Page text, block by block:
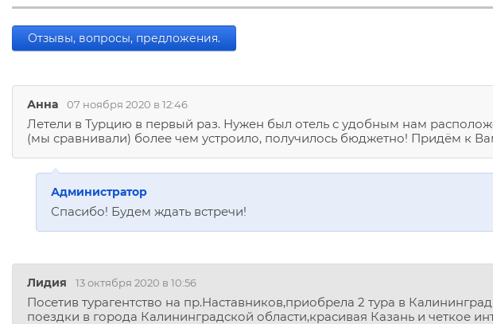
Отзывы, вопросы, предложения.
Анна 07 ноября 2020 в 12:46
Летели в Турцию в первый раз. Нужен был отель с удобным нам
(мы сравнивали) более чем устроило, получилось бюджетно! Придём к
Администратор
Спасибо! Будем ждать встречи!
Лидия 13 октября 2020 в 10:56
Посетив турагентство на пр.Наставников,приобрела 2 тура в
поездки в города Калининградской области,красивая Казань и четкое